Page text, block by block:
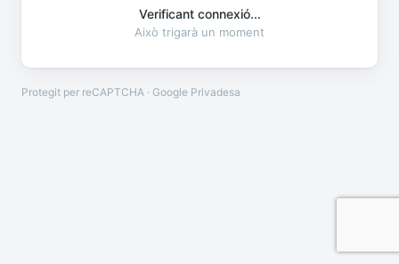
Verificant connexió...
Això trigarà un moment
Protegit per reCAPTCHA · Google Privadesa